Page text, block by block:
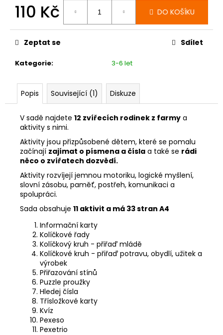
110 Kč DO KOŠÍKU
Kategorie: 3-6 let
Zeptat se Sdílet
Popis Související (1) Diskuze
V sadě najdete 12 zvířecích rodinek z farmy a
aktivity s nimi.
Aktivity jsou přizpůsobené dětem, které se pomalu
začínají zajímat o písmena a čísla a také se rádi
něco o zvířatech dozvědí.
Aktivity rozvíjejí jemnou motoriku, logické myšlení,
slovní zásobu, paměť, postřeh, komunikaci a
spolupráci.
Sada obsahuje 11 aktivit a má 33 stran A4
Informační karty
Kolíčkové řady
Kolíčkový kruh - přiřaď mládě
Kolíčkové kruh - přiřaď potravu, obydlí, užitek a
výrobek
Přiřazování stínů
Puzzle proužky
Hledej čísla
Třísložkové karty
Kvíz
Pexeso
Pexetrio